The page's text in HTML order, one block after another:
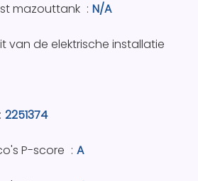
mazouttank N/A
van de elektrische installatie
2251374
P-score A